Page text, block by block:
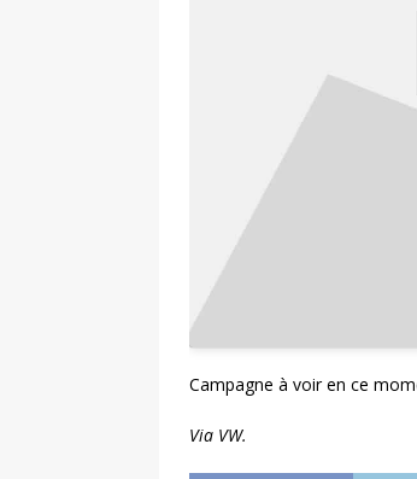
Campagne à voir en ce
Via VW.